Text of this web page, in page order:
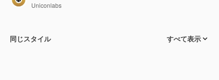
Uniconlabs
同じスタイル すべて表示